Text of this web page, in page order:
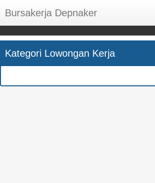
Bursakerja Depnaker
About Me
Disclaimer
Kategori Lowongan Kerja